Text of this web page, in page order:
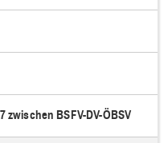
zwischen BSFV-DV-ÖBSV